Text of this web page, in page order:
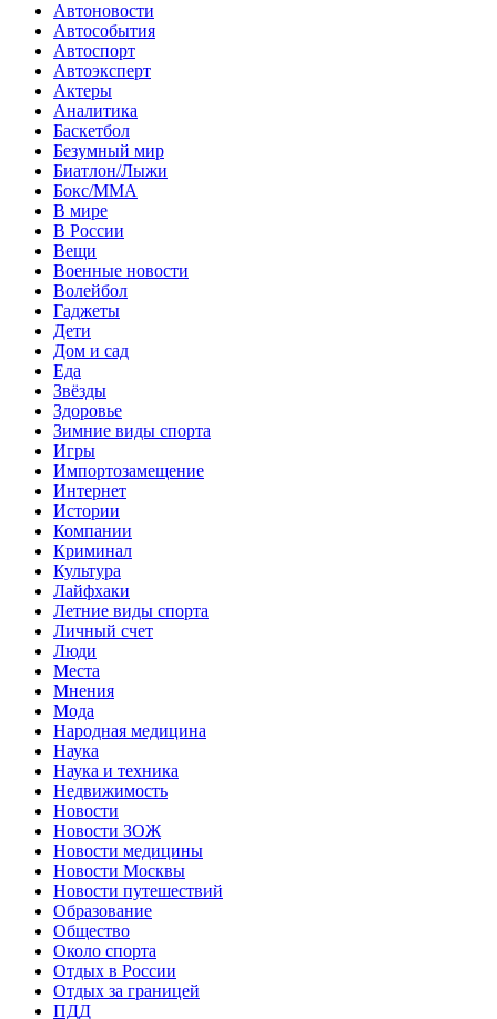
Автоновости
Автособытия
Автоспорт
Автоэксперт
Актеры
Аналитика
Баскетбол
Безумный мир
Биатлон/Лыжи
Бокс/MMA
В мире
В России
Вещи
Военные новости
Волейбол
Гаджеты
Дети
Дом и сад
Еда
Звёзды
Здоровье
Зимние виды спорта
Игры
Импортозамещение
Интернет
Истории
Компании
Криминал
Культура
Лайфхаки
Летние виды спорта
Личный счет
Люди
Места
Мнения
Мода
Народная медицина
Наука
Наука и техника
Недвижимость
Новости
Новости ЗОЖ
Новости медицины
Новости Москвы
Новости путешествий
Образование
Общество
Около спорта
Отдых в России
Отдых за границей
ПДД